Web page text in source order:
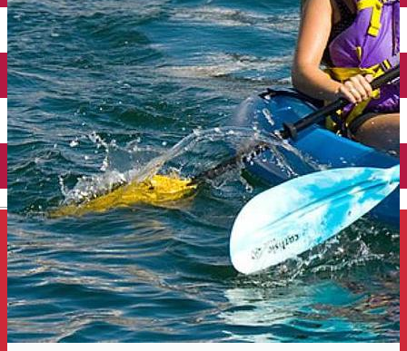
English
Închirieri auto
Închirieri de biciclete